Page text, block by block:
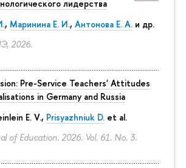
лидерства
, Маринина Е. И., Антонова Е. А. и др.
2026.
Pre-Service Teachers' Attitudes
in Germany and Russia
E. V., Prisyazhniuk D. et al.
of Education. 2026. Vol. 61. No. 3.